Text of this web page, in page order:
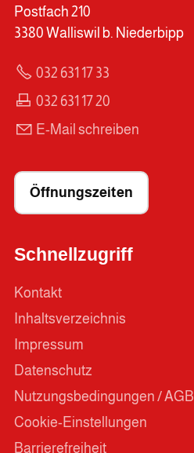
Postfach 210
3380 Walliswil b. Niederbipp
032 631 17 33
032 631 17 20
E-Mail schreiben
Öffnungszeiten
Schnellzugriff
Kontakt
Inhaltsverzeichnis
Impressum
Datenschutz
Nutzungsbedingungen / AGB
Cookie-Einstellungen
Barrierefreiheit